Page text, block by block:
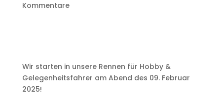
Kommentare
Wir starten in unsere Rennen für Hobby &
Gelegenheitsfahrer am Abend des 09. Februar
2025!